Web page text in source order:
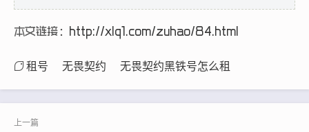
本文链接： http://xlq1.com/zuhao/84.html
租号 无畏契约 无畏契约黑铁号怎么租